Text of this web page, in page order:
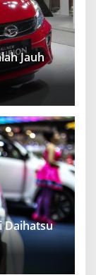
Jauh
Daihatsu